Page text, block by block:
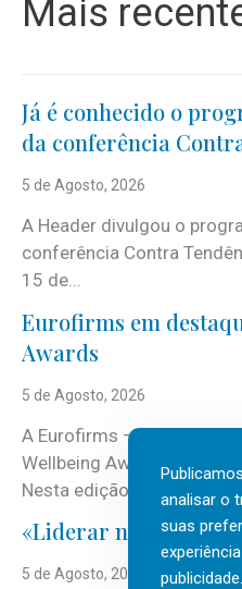
Mais
Já é conhecido o
da conferência
5 de Agosto, 2026
A Header divulgou o
conferência Contra
15 de...
Eurofirms em
Awards
5 de Agosto, 2026
A Eurofirms – People first
Wellbeing Awards,
Nesta edição, a
«Liderar não é um
5 de Agosto, 2026
analisar o
suas